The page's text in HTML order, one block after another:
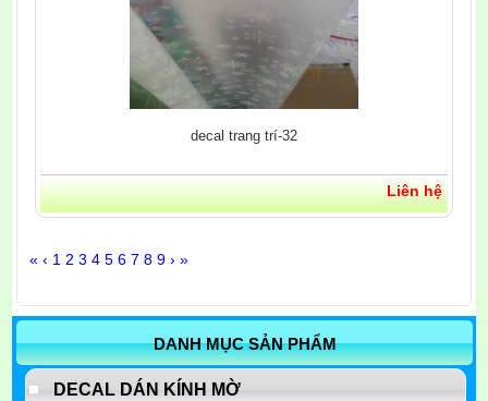
decal trang trí-32
Liên hệ
« ‹ 1 2 3 4 5 6 7 8 9 › »
DANH MỤC SẢN PHẨM
DECAL DÁN KÍNH MỜ